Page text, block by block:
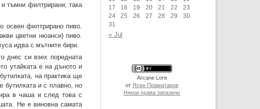
и тъмни филтрирани, така
освен филтрирано пиво.
цветни нюанси) пиво.
идва с мътните бири.
днес си взех поредната
утайката е на дъното и
на практика ще
бутилката и с плавно, но
в чаша и след това с
Не е виновна самата
17
18 19 20 21 22
23
24
25 26 27 28 29
30
31
« Jul
Arcane Lore
от Ясен Праматаров
Някои права запазени